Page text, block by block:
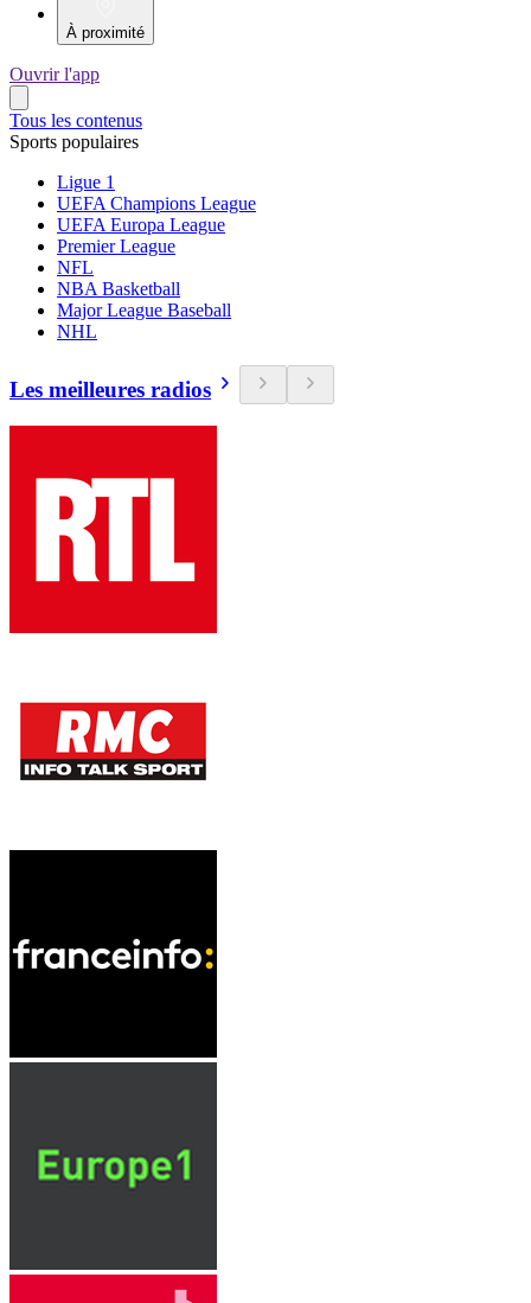
À proximité
Ouvrir l'app
Tous les contenus
Sports populaires
Ligue 1
UEFA Champions League
UEFA Europa League
Premier League
NFL
NBA Basketball
Major League Baseball
NHL
Les meilleures radios